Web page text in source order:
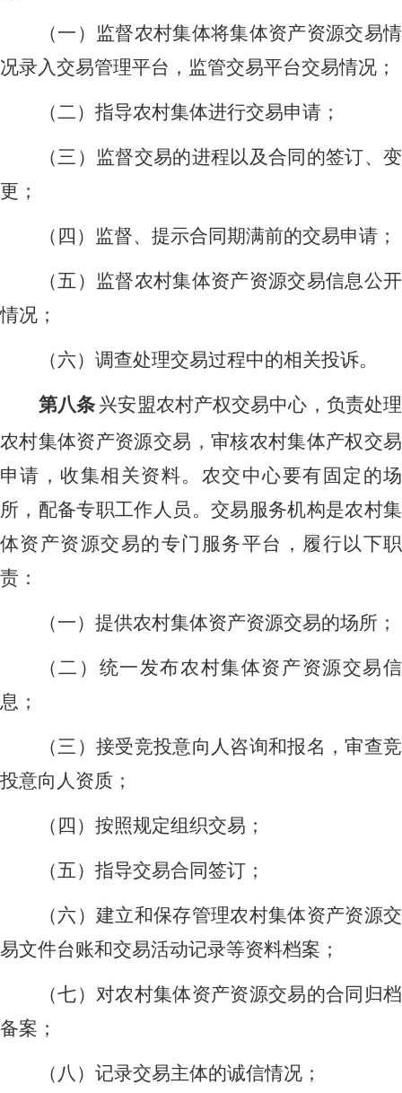
（一）监督农村集体将集体资产资源交易情
况录入交易管理平台，监管交易平台交易情况；
（二）指导农村集体进行交易申请；
（三）监督交易的进程以及合同的签订、变
更；
（四）监督、提示合同期满前的交易申请；
（五）监督农村集体资产资源交易信息公开
情况；
（六）调查处理交易过程中的相关投诉。
第八条 兴安盟农村产权交易中心，负责处理
农村集体资产资源交易，审核农村集体产权交易
申请，收集相关资料。农交中心要有固定的场
所，配备专职工作人员。交易服务机构是农村集
体资产资源交易的专门服务平台，履行以下职
责：
（一）提供农村集体资产资源交易的场所；
（二）统一发布农村集体资产资源交易信
息；
（三）接受竞投意向人咨询和报名，审查竞
投意向人资质；
（四）按照规定组织交易；
（五）指导交易合同签订；
（六）建立和保存管理农村集体资产资源交
易文件台账和交易活动记录等资料档案；
（七）对农村集体资产资源交易的合同归档
备案；
（八）记录交易主体的诚信情况；